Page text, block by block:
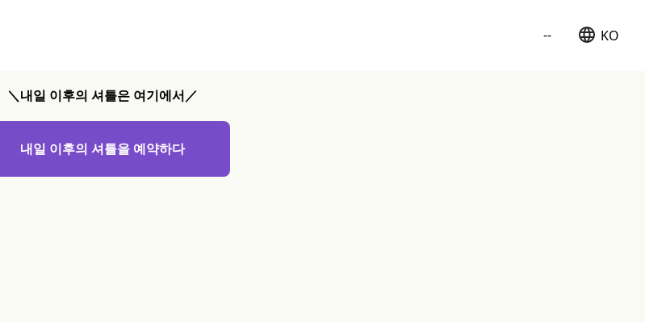
KO
--
＼내일 이후의 셔틀은 여기에서／
내일 이후의 셔틀을 예약하다